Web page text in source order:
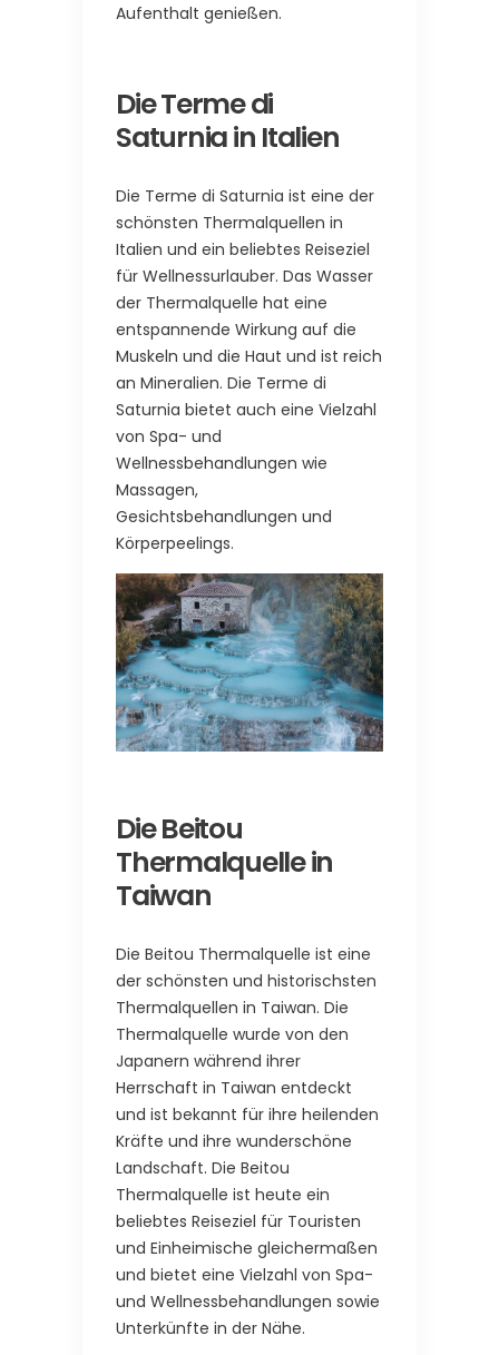
Aufenthalt genießen.
Die Terme di
Saturnia in Italien
Die Terme di Saturnia ist eine der
schönsten Thermalquellen in
Italien und ein beliebtes Reiseziel
für Wellnessurlauber. Das Wasser
der Thermalquelle hat eine
entspannende Wirkung auf die
Muskeln und die Haut und ist reich
an Mineralien. Die Terme di
Saturnia bietet auch eine Vielzahl
von Spa- und
Wellnessbehandlungen wie
Massagen,
Gesichtsbehandlungen und
Körperpeelings.
Die Beitou
Thermalquelle in
Taiwan
Die Beitou Thermalquelle ist eine
der schönsten und historischsten
Thermalquellen in Taiwan. Die
Thermalquelle wurde von den
Japanern während ihrer
Herrschaft in Taiwan entdeckt
und ist bekannt für ihre heilenden
Kräfte und ihre wunderschöne
Landschaft. Die Beitou
Thermalquelle ist heute ein
beliebtes Reiseziel für Touristen
und Einheimische gleichermaßen
und bietet eine Vielzahl von Spa-
und Wellnessbehandlungen sowie
Unterkünfte in der Nähe.